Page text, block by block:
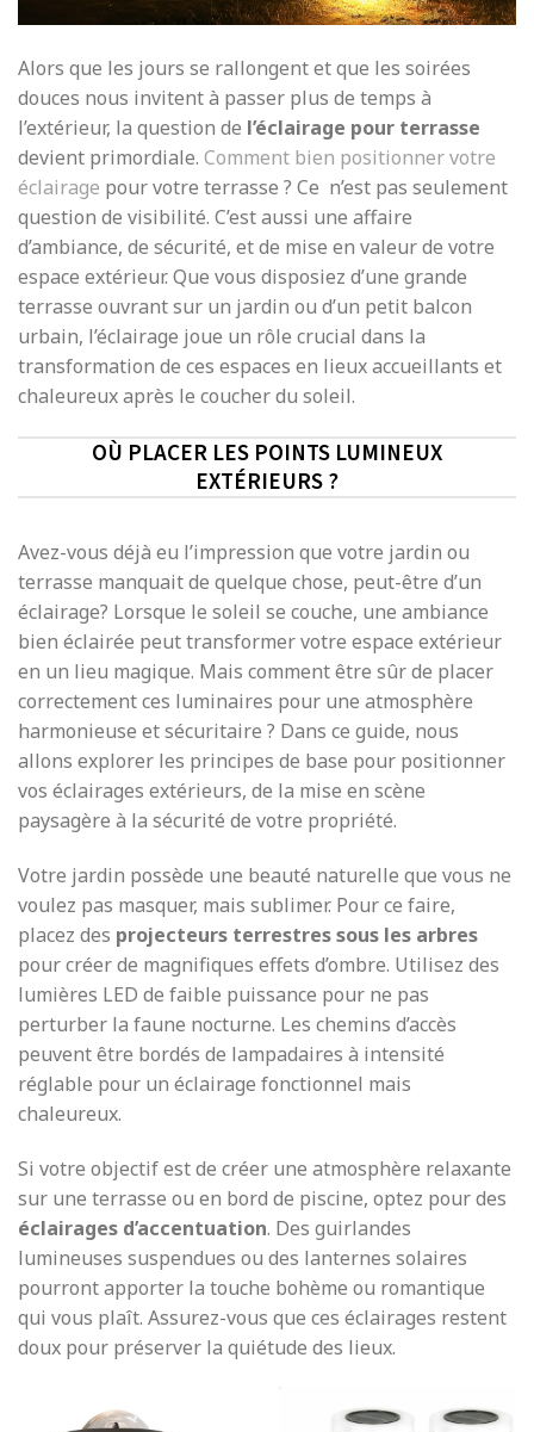
Alors que les jours se rallongent et que les soirées
douces nous invitent à passer plus de temps à
l’extérieur, la question de l’éclairage pour terrasse
devient primordiale. Comment bien positionner votre
éclairage pour votre terrasse ? Ce n’est pas seulement
question de visibilité. C’est aussi une affaire
d’ambiance, de sécurité, et de mise en valeur de votre
espace extérieur. Que vous disposiez d’une grande
terrasse ouvrant sur un jardin ou d’un petit balcon
urbain, l’éclairage joue un rôle crucial dans la
transformation de ces espaces en lieux accueillants et
chaleureux après le coucher du soleil.
OÙ PLACER LES POINTS LUMINEUX
EXTÉRIEURS ?
Avez-vous déjà eu l’impression que votre jardin ou
terrasse manquait de quelque chose, peut-être d’un
éclairage? Lorsque le soleil se couche, une ambiance
bien éclairée peut transformer votre espace extérieur
en un lieu magique. Mais comment être sûr de placer
correctement ces luminaires pour une atmosphère
harmonieuse et sécuritaire ? Dans ce guide, nous
allons explorer les principes de base pour positionner
vos éclairages extérieurs, de la mise en scène
paysagère à la sécurité de votre propriété.
Votre jardin possède une beauté naturelle que vous ne
voulez pas masquer, mais sublimer. Pour ce faire,
placez des projecteurs terrestres sous les arbres
pour créer de magnifiques effets d’ombre. Utilisez des
lumières LED de faible puissance pour ne pas
perturber la faune nocturne. Les chemins d’accès
peuvent être bordés de lampadaires à intensité
réglable pour un éclairage fonctionnel mais
chaleureux.
Si votre objectif est de créer une atmosphère relaxante
sur une terrasse ou en bord de piscine, optez pour des
éclairages d’accentuation. Des guirlandes
lumineuses suspendues ou des lanternes solaires
pourront apporter la touche bohème ou romantique
qui vous plaît. Assurez-vous que ces éclairages restent
doux pour préserver la quiétude des lieux.